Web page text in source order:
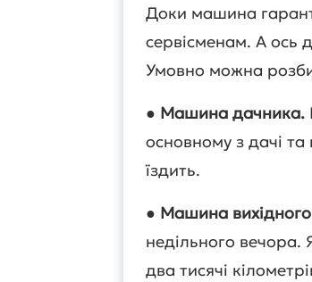
Доки машина
сервісменам. А ось
Умовно можна
● Машина дачника.
основному з дачі
їздить.
● Машина
недільного вечора.
два тисячі